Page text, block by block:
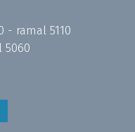
- ramal 5110
5060